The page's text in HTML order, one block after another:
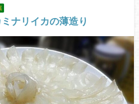
ナリイカの薄造り